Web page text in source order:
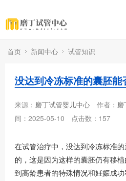
首页 新闻中心 试管知识
没达到冷冻标准的囊胚能
来源： 磨丁试管婴儿中心 作者：
间：2025-05-10
点击数： 157
在试管治疗中，没达到冷冻标准
的，这是因为这样的囊胚仍有移
到高龄患者的特殊情况和妊娠成